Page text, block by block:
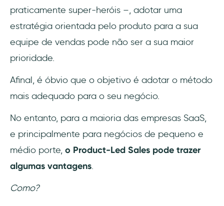
praticamente super-heróis –, adotar uma
estratégia orientada pelo produto para a sua
equipe de vendas pode não ser a sua maior
prioridade.
Afinal, é óbvio que o objetivo é adotar o método
mais adequado para o seu negócio.
No entanto, para a maioria das empresas SaaS,
e principalmente para negócios de pequeno e
médio porte, o Product-Led Sales pode trazer
algumas vantagens.
Como?